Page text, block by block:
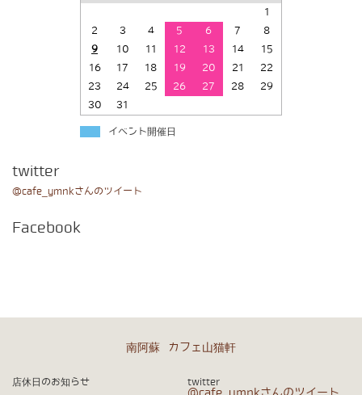
1
2
3 4 5 6 7
8
9
10 11 12 13 14
15
16
17 18 19 20 21
22
23
24 25 26 27 28
29
30
31
イベント開催日
twitter
@cafe_ymnkさんのツイート
Facebook
南阿蘇 カフェ山猫軒
店休日のお知らせ twitter
@cafe_ymnkさんのツイート